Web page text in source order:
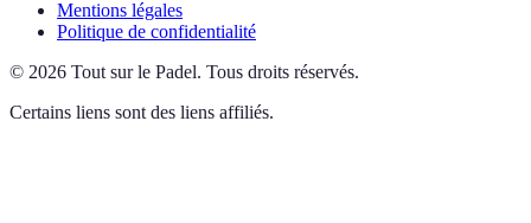
Mentions légales
Politique de confidentialité
© 2026 Tout sur le Padel. Tous droits réservés.
Certains liens sont des liens affiliés.